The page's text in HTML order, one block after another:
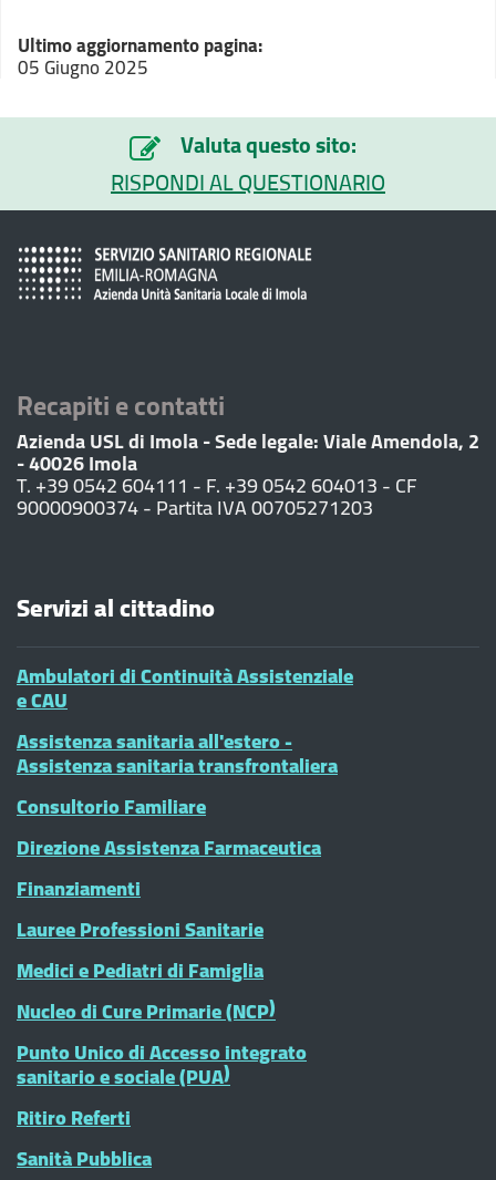
Ultimo aggiornamento pagina:
05 Giugno 2025
Valuta questo sito:
RISPONDI AL QUESTIONARIO
Recapiti e contatti
Azienda USL di Imola - Sede legale: Viale Amendola, 2
- 40026 Imola
T. +39 0542 604111 - F. +39 0542 604013 - CF
90000900374 - Partita IVA 00705271203
Servizi al cittadino
Ambulatori di Continuità Assistenziale
e CAU
Assistenza sanitaria all'estero -
Assistenza sanitaria transfrontaliera
Consultorio Familiare
Direzione Assistenza Farmaceutica
Finanziamenti
Lauree Professioni Sanitarie
Medici e Pediatri di Famiglia
Nucleo di Cure Primarie (NCP)
Punto Unico di Accesso integrato
sanitario e sociale (PUA)
Ritiro Referti
Sanità Pubblica